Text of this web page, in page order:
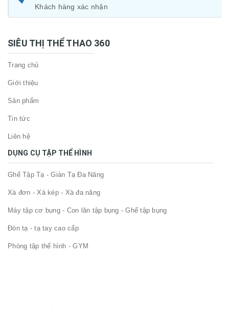
Khách hàng xác nhận
SIÊU THỊ THỂ THAO 360
Trang chủ
Giới thiệu
Sản phẩm
Tin tức
Liên hệ
DỤNG CỤ TẬP THỂ HÌNH
Ghế Tập Tạ - Giàn Tạ Đa Năng
Xà đơn - Xà kép - Xà đa năng
Máy tập cơ bụng - Con lăn tập bụng - Ghế tập bụng
Đòn tạ - tạ tay cao cấp
Phòng tập thể hình - GYM